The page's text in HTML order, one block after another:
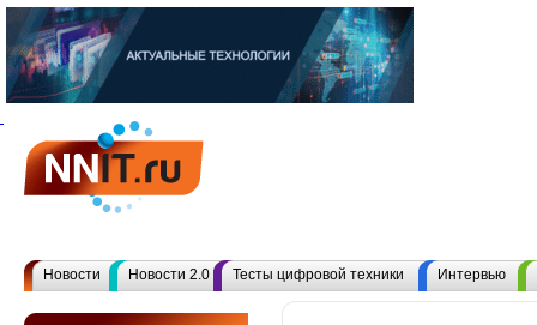
Новости Новости 2.0 Тесты цифровой техники Интервью